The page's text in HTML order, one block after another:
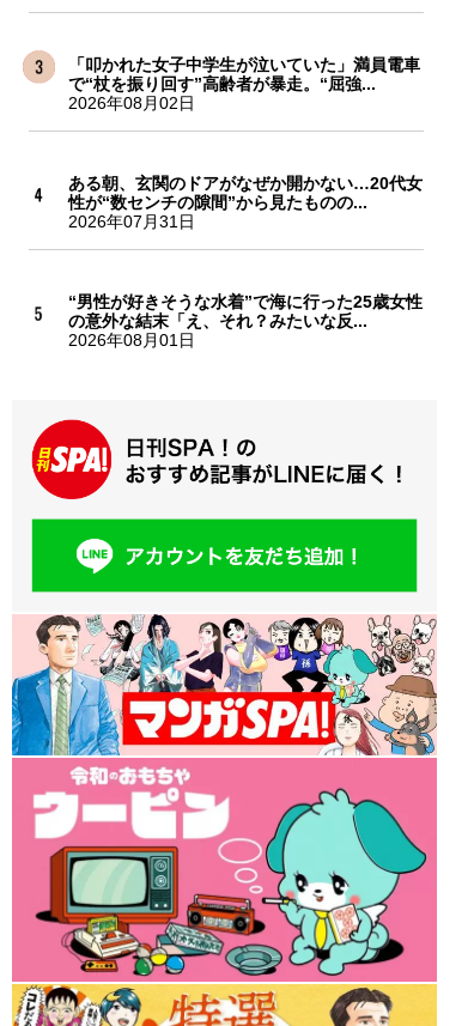
「叩かれた女子中学生が泣いていた」満員電車
で“杖を振り回す”高齢者が暴走。“屈強...
2026年08月02日
ある朝、玄関のドアがなぜか開かない…20代女
性が“数センチの隙間”から見たものの...
2026年07月31日
“男性が好きそうな水着”で海に行った25歳女性
の意外な結末「え、それ？みたいな反...
2026年08月01日